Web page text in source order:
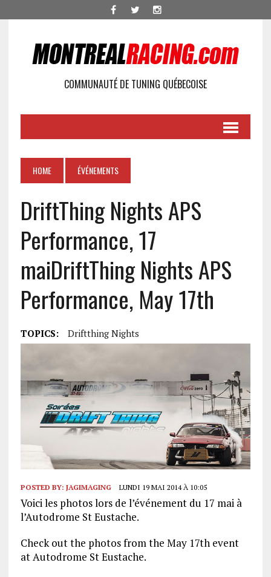
COMMUNAUTÉ DE TUNING QUÉBECOISE
HOME ÉVÉNEMENTS
DriftThing Nights APS
Performance, 17
maiDriftThing Nights APS
Performance, May 17th
TOPICS: Driftthing Nights
POSTED BY: JAGIMAGING LUNDI 19 MAI 2014 À 10:05
Voici les photos lors de l’événement du 17 mai à
l’Autodrome St Eustache.
Check out the photos from the May 17th event
at Autodrome St Eustache.